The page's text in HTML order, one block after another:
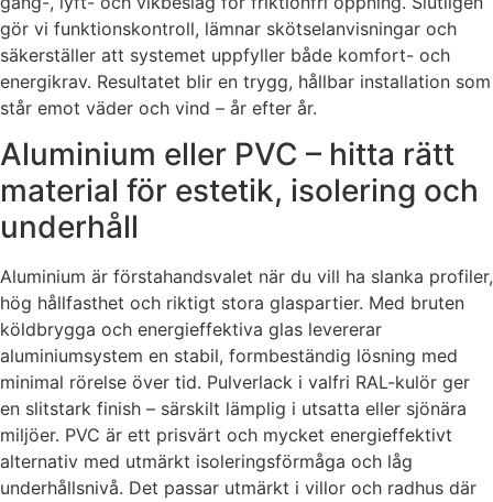
gör vi funktionskontroll, lämnar skötselanvisningar och
säkerställer att systemet uppfyller både komfort- och
energikrav. Resultatet blir en trygg, hållbar installation som
står emot väder och vind – år efter år.
Aluminium eller PVC – hitta rätt
material för estetik, isolering och
underhåll
Aluminium är förstahandsvalet när du vill ha slanka profiler,
hög hållfasthet och riktigt stora glaspartier. Med bruten
köldbrygga och energieffektiva glas levererar
aluminiumsystem en stabil, formbeständig lösning med
minimal rörelse över tid. Pulverlack i valfri RAL-kulör ger
en slitstark finish – särskilt lämplig i utsatta eller sjönära
miljöer. PVC är ett prisvärt och mycket energieffektivt
alternativ med utmärkt isoleringsförmåga och låg
underhållsnivå. Det passar utmärkt i villor och radhus där